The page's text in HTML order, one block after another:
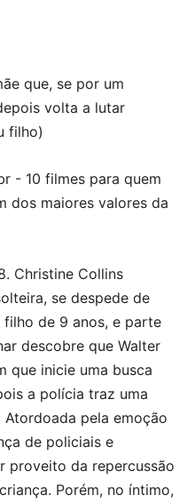
que, se por um
volta a lutar
filho)
Christine Collins
se despede de
de 9 anos, e parte
descobre que Walter
que inicie uma busca
a polícia traz uma
pela emoção
de policiais e
proveito da repercussão
Porém, no íntimo,